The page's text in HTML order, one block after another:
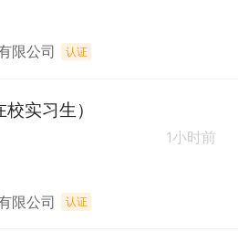
限公司 认证
实习生）
1小时前
限公司 认证